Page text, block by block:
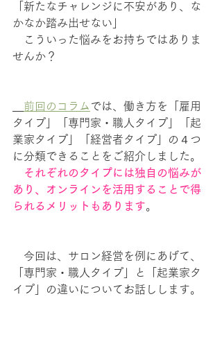
「新たなチャレンジに不安があり、な
かなか踏み出せない」
こういった悩みをお持ちではありま
せんか？
前回のコラム では、働き方を「雇用
タイプ」「専門家・職人タイプ」「起
業家タイプ」「経営者タイプ」の４つ
に分類できることをご紹介しました。
それぞれのタイプには独自の悩みが
あり、オンラインを活用することで得
られるメリットもあります。
今回は、サロン経営を例にあげて、
「専門家・職人タイプ」と「起業家タ
イプ」の違いについてお話しします。